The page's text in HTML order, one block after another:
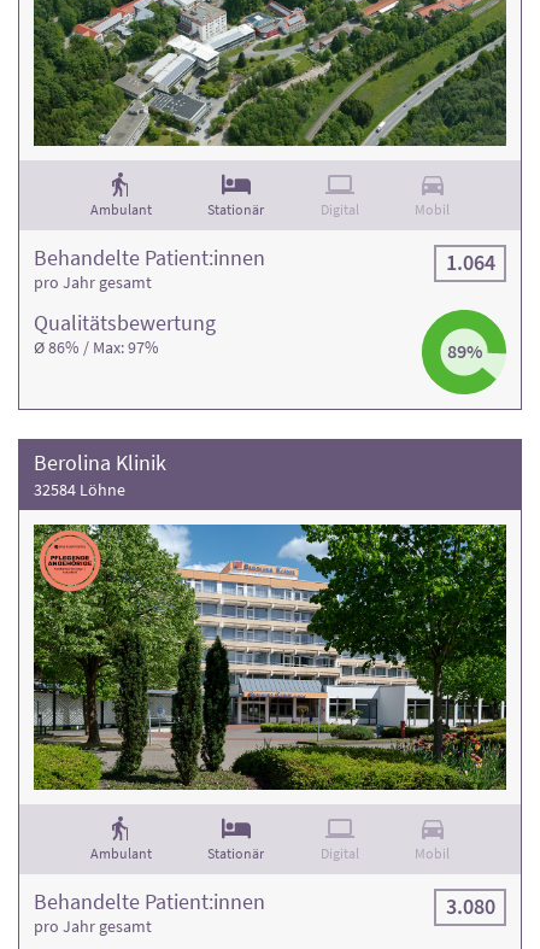
Ambulant Stationär Digital Mobil
Qualitäts­bewertung
Ø 86% / Max: 97% 89%
Behandelte Patient:innen
pro Jahr gesamt
1.064
Berolina Klinik
32584 Löhne
Ambulant Stationär Digital Mobil
Behandelte Patient:innen
pro Jahr gesamt
3.080